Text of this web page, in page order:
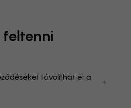
feltenni
távolíthat el a